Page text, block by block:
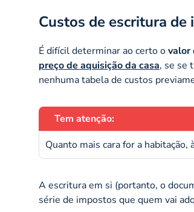
Custos de escritura de
É difícil determinar ao certo ovalor
preço de aquisição da casa, se se
nenhuma tabela de custos
Tem atenção:
Quanto mais cara for a
A escritura em si (portanto, o
série de impostos que quem vai